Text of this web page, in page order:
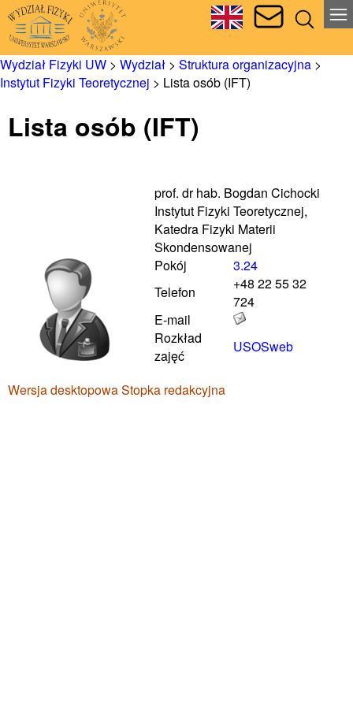
Wydział Fizyki UW > Wydział > Struktura organizacyjna >
Instytut Fizyki Teoretycznej > Lista osób (IFT)
Lista osób (IFT)
prof. dr hab. Bogdan Cichocki
Instytut Fizyki Teoretycznej,
Katedra Fizyki Materii
Skondensowanej
Pokój
3.24
Telefon
+48 22 55 32
724
E-mail
Rozkład
zajęć
USOSweb
Wersja desktopowaStopka redakcyjna